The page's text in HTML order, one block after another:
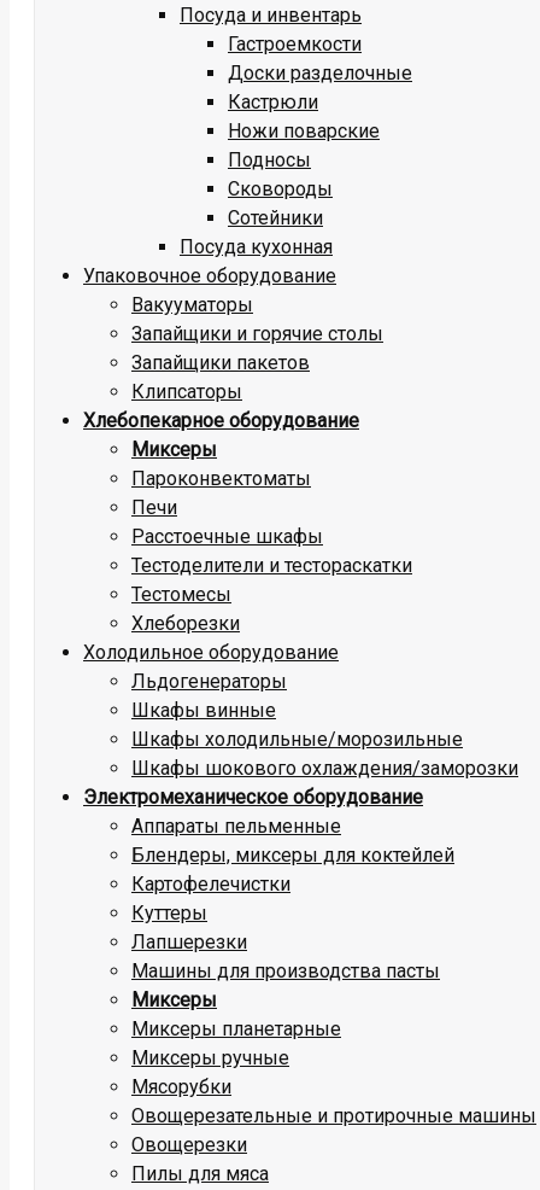
Посуда и инвентарь
Гастроемкости
Доски разделочные
Кастрюли
Ножи поварские
Подносы
Сковороды
Сотейники
Посуда кухонная
Упаковочное оборудование
Вакууматоры
Запайщики и горячие столы
Запайщики пакетов
Клипсаторы
Хлебопекарное оборудование
Миксеры
Пароконвектоматы
Печи
Расстоечные шкафы
Тестоделители и тестораскатки
Тестомесы
Хлеборезки
Холодильное оборудование
Льдогенераторы
Шкафы винные
Шкафы холодильные/морозильные
Шкафы шокового охлаждения/заморозки
Электромеханическое оборудование
Аппараты пельменные
Блендеры, миксеры для коктейлей
Картофелечистки
Куттеры
Лапшерезки
Машины для производства пасты
Миксеры
Миксеры планетарные
Миксеры ручные
Мясорубки
Овощерезательные и протирочные машины
Овощерезки
Пилы для мяса